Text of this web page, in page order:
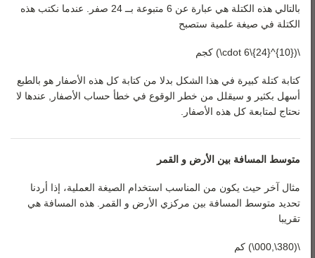
بالتالي هذه الكتلة هي عبارة عن 6 متبوعة بــ 24 صفر. عندما نكتب هذه
الكتلة في صيغة علمية ستصبح
\({10}^{24}\cdot 6\) كجم
كتابة كتلة كبيرة في هذا الشكل بدلا من كتابة كل هذه الأصفار هو بالطبع
أسهل بكثير و سيقلل من خطر الوقوع في خطأ حساب الأصفار, عندها لا
نحتاج لمتابعة كل هذه الأصفار.
متوسط المسافة بين الأرض و القمر
مثال آخر حيث يكون من المناسب استخدام الصيغة العملية، إذا أردنا
تحديد متوسط المسافة بين مركزي الأرض و القمر. هذه المسافة هي
تقريبا
\(380\,000\) كم